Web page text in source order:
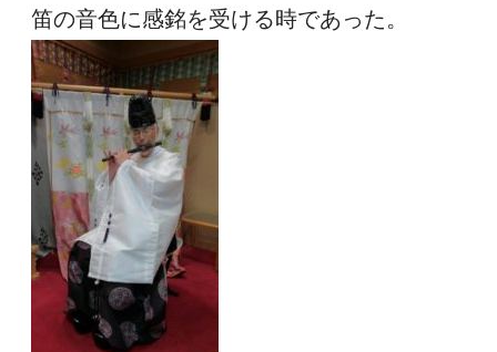
笛の音色に感銘を受ける時であった。